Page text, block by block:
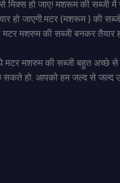
हो जाए! मशरूम की सब्जी
हो जाएगी.मटर (मशरूम ) की
मशरुम की सब्जी बनकर तैयार
मशरुम की सब्जी बहुत अच्छे से
हो. आपको हम जल्द से जल्द